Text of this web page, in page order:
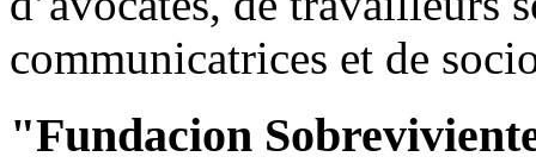
communicatrices et de
"Fundacion